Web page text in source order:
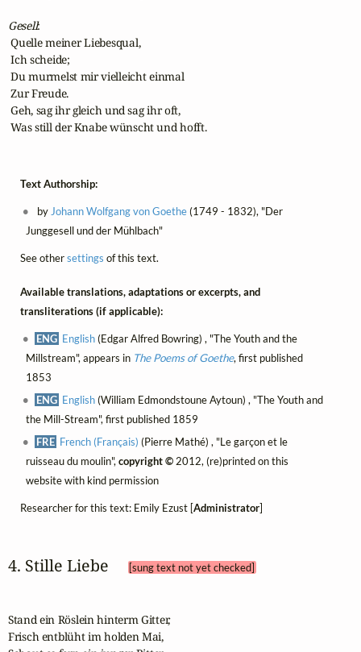
Gesell:
Quelle meiner Liebesqual,
Ich scheide;
Du murmelst mir vielleicht einmal
Zur Freude.
Geh, sag ihr gleich und sag ihr oft,
Was still der Knabe wünscht und hofft.
Text Authorship:
by Johann Wolfgang von Goethe(1749 - 1832), "Der
Junggesell und der Mühlbach"
See othersettings of this text.
Available translations, adaptations or excerpts, and
transliterations (if applicable):
ENG English(Edgar Alfred Bowring) , "The Youth and the
Millstream", appears in The Poems of Goethe, first published
1853
ENG English(William Edmondstoune Aytoun) , "The Youth and
the Mill-Stream", first published 1859
FRE French (Français) (Pierre Mathé) , "Le garçon et le
ruisseau du moulin", copyright ©2012, (re)printed on this
website with kind permission
Researcher for this text: Emily Ezust [Administrator]
4. Stille Liebe [sung text not yet checked]
Stand ein Röslein hinterm Gitter,
Frisch entblüht im holden Mai,